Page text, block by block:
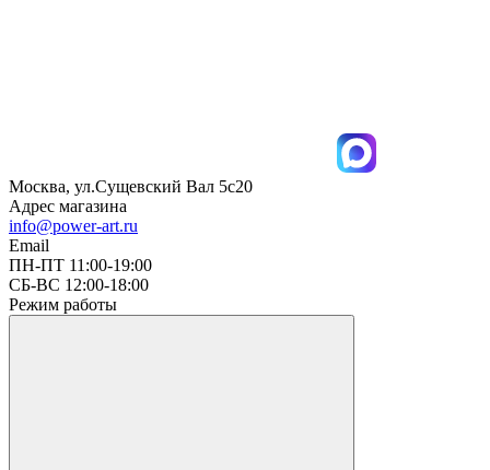
Москва, ул.Сущевский Вал 5с20
Адрес магазина
info@power-art.ru
Email
ПН-ПТ 11:00-19:00
СБ-ВС 12:00-18:00
Режим работы